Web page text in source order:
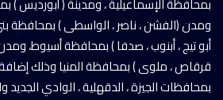
ومدن (الفشن ، ناصر ، الواسطى ) بمحافظة
أبو تيج ، أبنوب ، صدفا ) بمحافظة أسيوط،
بمحافظات الجيزة ، الدقهلية ، الوادي الجديد